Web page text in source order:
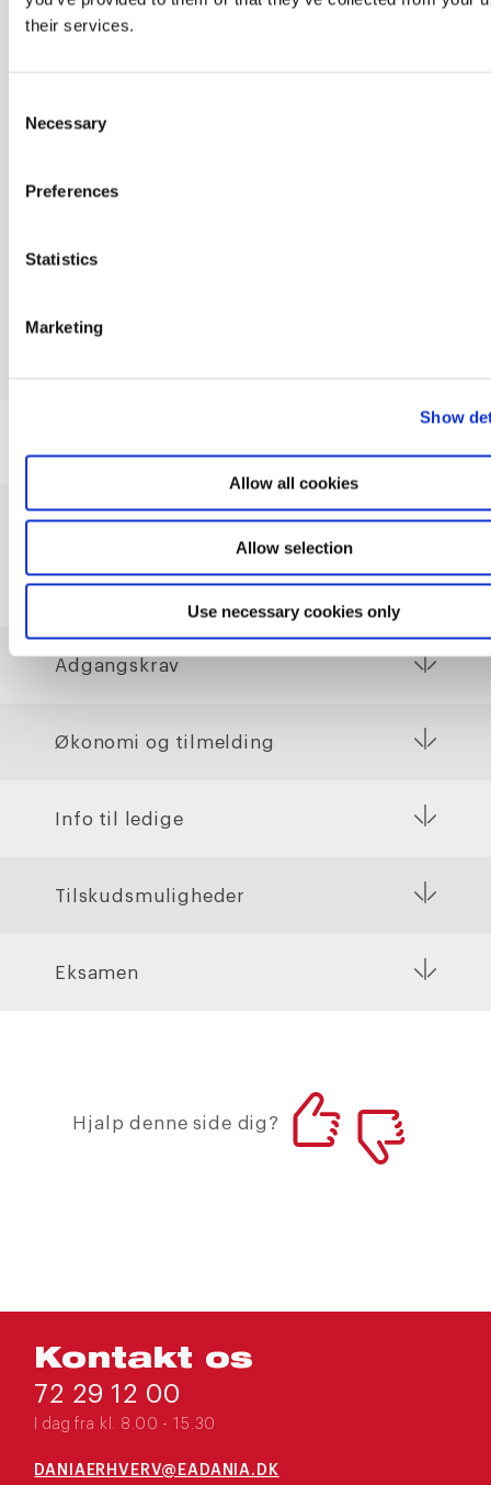
their services.
Selection
Necessary
Preferences
Statistics
Marketing
Show
Allow all cookies
Allow selection
Use necessary cookies only
Praktiske informationer
Adgangskrav
Økonomi og tilmelding
Info til ledige
Tilskudsmuligheder
Eksamen
Hjalp denne side dig?
Kontakt os
72 29 12 00
I dag fra kl. 8.00 - 15.30
DANIAERHVERV@EADANIA.DK